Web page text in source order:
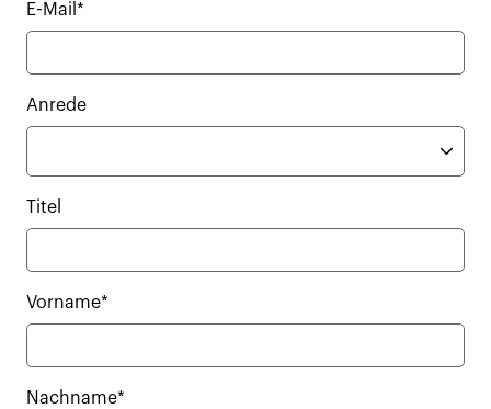
E-Mail*
Anrede
Titel
Vorname*
Nachname*